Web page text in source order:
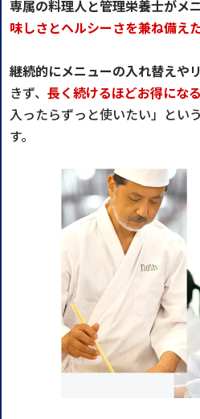
専属の料理人と管理栄養士がメ
味しさとヘルシーさを兼ね備え
継続的にメニューの入れ替えや
きず、 長く続けるほどお得にな
入ったらずっと使いたい」とい
す。